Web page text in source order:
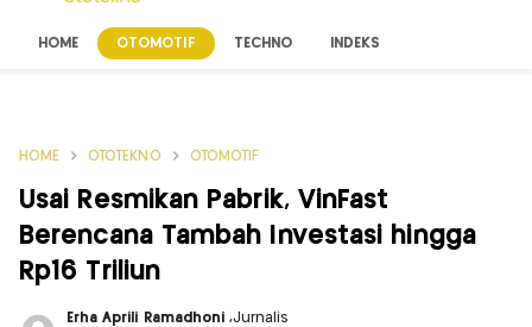
HOME OTOMOTIF TECHNO INDEKS
HOME OTOTEKNO OTOMOTIF
Usai Resmikan Pabrik, VinFast
Berencana Tambah Investasi hingga
Rp16 Triliun
Erha Aprili Ramadhoni,Jurnalis